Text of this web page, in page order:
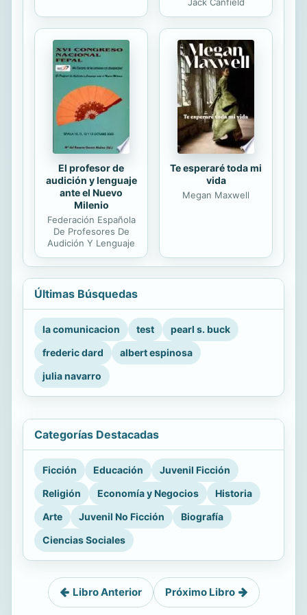
El profesor de
audición y lenguaje
ante el Nuevo
Milenio
Federación Española
De Profesores De
Audición Y Lenguaje
Te esperaré toda mi
vida
Megan Maxwell
Últimas Búsquedas
la comunicacion test
pearl s. buck
frederic dard
albert espinosa
julia navarro
Categorías Destacadas
Ficción Educación
Juvenil Ficción
Religión
Economía y Negocios
Historia
Arte
Juvenil No Ficción
Biografía
Ciencias Sociales
Libro Anterior Próximo Libro